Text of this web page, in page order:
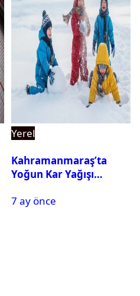
Yerel
Kahramanmaraş’ta
Yoğun Kar Yağışı
Tatil
7 ay önce